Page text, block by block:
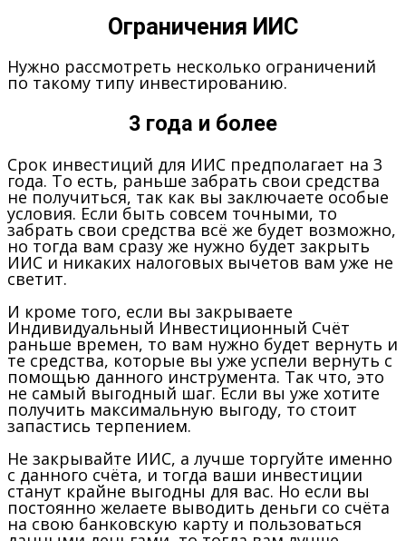
Ограничения ИИС
Нужно рассмотреть несколько ограничений
по такому типу инвестированию.
3 года и более
Срок инвестиций для ИИС предполагает на 3
года. То есть, раньше забрать свои средства
не получиться, так как вы заключаете особые
условия. Если быть совсем точными, то
забрать свои средства всё же будет возможно,
но тогда вам сразу же нужно будет закрыть
ИИС и никаких налоговых вычетов вам уже не
светит.
И кроме того, если вы закрываете
Индивидуальный Инвестиционный Счёт
раньше времен, то вам нужно будет вернуть и
те средства, которые вы уже успели вернуть с
помощью данного инструмента. Так что, это
не самый выгодный шаг. Если вы уже хотите
получить максимальную выгоду, то стоит
запастись терпением.
Не закрывайте ИИС, а лучше торгуйте именно
с данного счёта, и тогда ваши инвестиции
станут крайне выгодны для вас. Но если вы
постоянно желаете выводить деньги со счёта
на свою банковскую карту и пользоваться